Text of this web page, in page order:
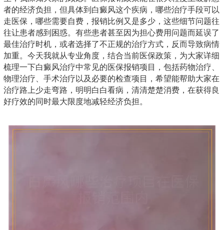
者的经济负担，但具体到白癜风这个疾病，哪些治疗手段可以
走医保，哪些需要自费，报销比例又是多少，这些细节问题往
往让患者感到困惑。有些患者甚至因为担心费用问题而延误了
最佳治疗时机，或者选择了不正规的治疗方式，反而导致病情
加重。今天我就从专业角度，结合当前医保政策，为大家详细
梳理一下白癜风治疗中常见的医保报销项目，包括药物治疗、
物理治疗、手术治疗以及必要的检查项目，希望能帮助大家在
治疗路上少走弯路，明明白白看病，清清楚楚消费，在获得良
好疗效的同时最大限度地减轻经济负担。